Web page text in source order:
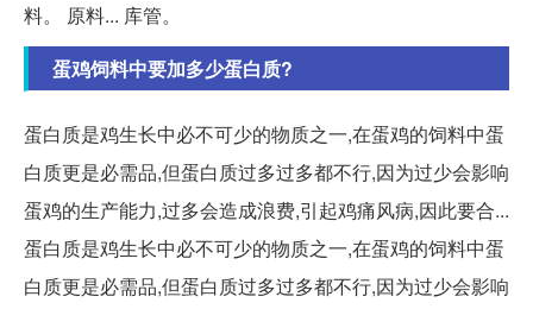
料。 原料... 库管。
蛋鸡饲料中要加多少蛋白质?
蛋白质是鸡生长中必不可少的物质之一,在蛋鸡的饲料中蛋
白质更是必需品,但蛋白质过多过多都不行,因为过少会影响
蛋鸡的生产能力,过多会造成浪费,引起鸡痛风病,因此要合...
蛋白质是鸡生长中必不可少的物质之一,在蛋鸡的饲料中蛋
白质更是必需品,但蛋白质过多过多都不行,因为过少会影响